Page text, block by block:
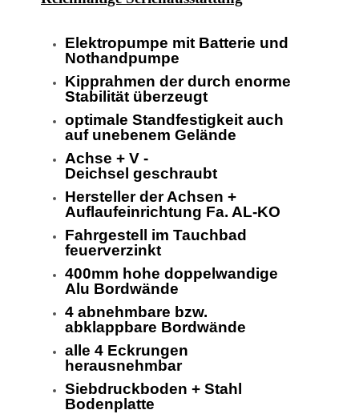
Elektropumpe mit Batterie und
Nothandpumpe
Kipprahmen der durch enorme
Stabilität überzeugt
optimale Standfestigkeit auch
auf unebenem Gelände
Achse + V -
Deichsel geschraubt
Hersteller der Achsen +
Auflaufeinrichtung Fa. AL-KO
Fahrgestell im Tauchbad
feuerverzinkt
400mm hohe doppelwandige
Alu Bordwände
4 abnehmbare bzw.
abklappbare Bordwände
alle 4 Eckrungen
herausnehmbar
Siebdruckboden + Stahl
Bodenplatte